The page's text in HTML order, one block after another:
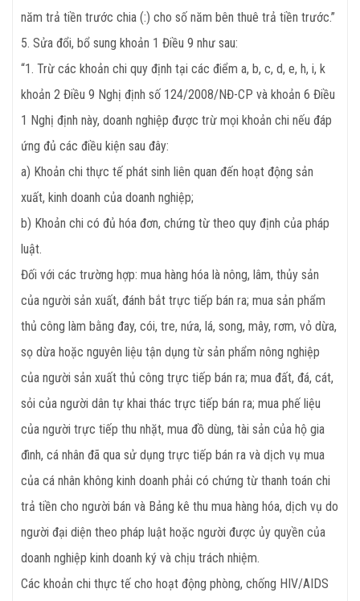
năm trả tiền trước chia (:) cho số năm bên thuê trả tiền trước.”
5. Sửa đổi, bổ sung khoản 1 Điều 9 như sau:
“1. Trừ các khoản chi quy định tại các điểm a, b, c, d, e, h, i, k
khoản 2 Điều 9 Nghị định số 124/2008/NĐ-CP và khoản 6 Điều
1 Nghị định này, doanh nghiệp được trừ mọi khoản chi nếu đáp
ứng đủ các điều kiện sau đây:
a) Khoản chi thực tế phát sinh liên quan đến hoạt động sản
xuất, kinh doanh của doanh nghiệp;
b) Khoản chi có đủ hóa đơn, chứng từ theo quy định của pháp
luật.
Đối với các trường hợp: mua hàng hóa là nông, lâm, thủy sản
của người sản xuất, đánh bắt trực tiếp bán ra; mua sản phẩm
thủ công làm bằng đay, cói, tre, nứa, lá, song, mây, rơm, vỏ dừa,
sọ dừa hoặc nguyên liệu tận dụng từ sản phẩm nông nghiệp
của người sản xuất thủ công trực tiếp bán ra; mua đất, đá, cát,
sỏi của người dân tự khai thác trực tiếp bán ra; mua phế liệu
của người trực tiếp thu nhặt, mua đồ dùng, tài sản của hộ gia
đình, cá nhân đã qua sử dụng trực tiếp bán ra và dịch vụ mua
của cá nhân không kinh doanh phải có chứng từ thanh toán chi
trả tiền cho người bán và Bảng kê thu mua hàng hóa, dịch vụ do
người đại diện theo pháp luật hoặc người được ủy quyền của
doanh nghiệp kinh doanh ký và chịu trách nhiệm.
Các khoản chi thực tế cho hoạt động phòng, chống HIV/AIDS